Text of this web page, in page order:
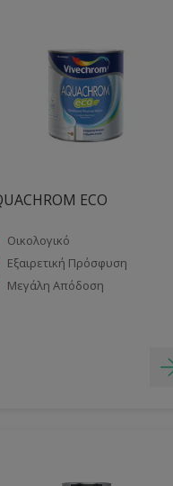
ECO
Οικολογικό
Εξαιρετική Πρόσφυση
Μεγάλη Απόδοση